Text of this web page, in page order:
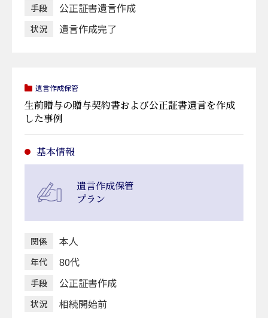
手段 公正証書遺言作成
状況 遺言作成完了
遺言作成保管
生前贈与の贈与契約書および公正証書遺言を作成
した事例
基本情報
遺言作成保管
プラン
関係 本人
年代 80代
手段 公正証書作成
状況 相続開始前